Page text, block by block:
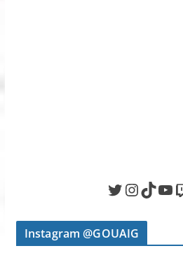
Twitter InstagramTikTok YouTube Twitch
Instagram @GOUAIG